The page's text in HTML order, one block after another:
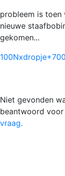
probleem is toen
nieuwe
gekomen...
100Nxdropje+700
Niet gevonden
beantwoord voor
vraag.